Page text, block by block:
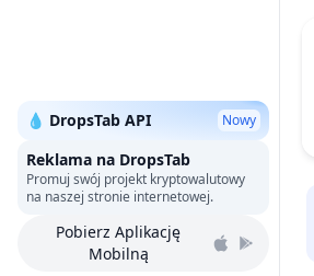
💧 DropsTab API Nowy
Reklama na DropsTab
Promuj swój projekt kryptowalutowy
na naszej stronie internetowej.
Pobierz Aplikację
Mobilną